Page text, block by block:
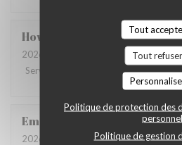
Tout
Tout refuser
Politique de protection des
personnel
Politique de gestion
Howard
2026-07-31
- 20:15 - Couverts 4
Service
:5/5 Cuisine:
Emanuele
2026-07-31
- 20:30 - Couverts 2